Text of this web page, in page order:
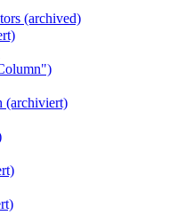
(archived)
(archiviert)